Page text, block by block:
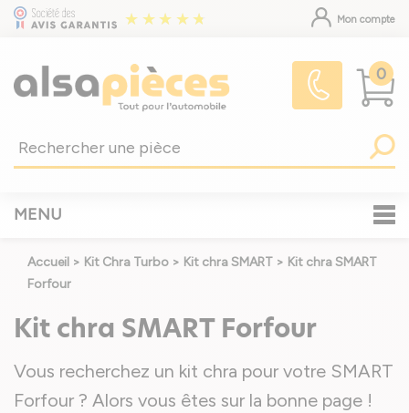
Mon compte
0
MENU
Accueil > Kit Chra Turbo > Kit chra SMART > Kit chra SMART
Forfour
Kit chra SMART Forfour
Vous recherchez un kit chra pour votre SMART
Forfour ? Alors vous êtes sur la bonne page !